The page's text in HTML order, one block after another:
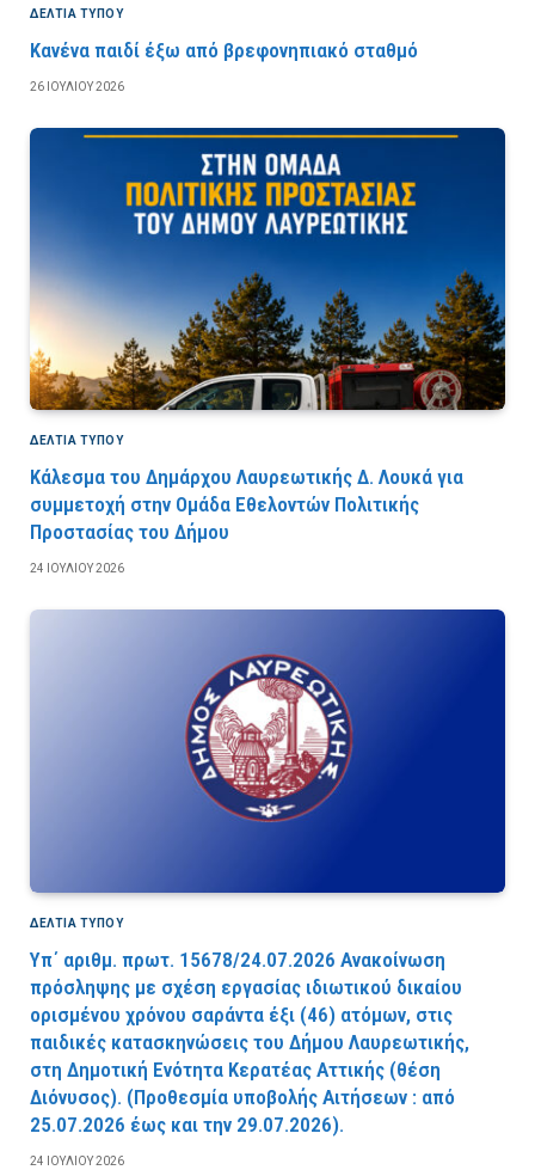
ΔΕΛΤΙΑ ΤΥΠΟΥ
Κανένα παιδί έξω από βρεφονηπιακό σταθμό
26 ΙΟΥΛΊΟΥ 2026
ΔΕΛΤΙΑ ΤΥΠΟΥ
Κάλεσμα του Δημάρχου Λαυρεωτικής Δ. Λουκά για
συμμετοχή στην Ομάδα Εθελοντών Πολιτικής
Προστασίας του Δήμου
24 ΙΟΥΛΊΟΥ 2026
ΔΕΛΤΙΑ ΤΥΠΟΥ
Υπ΄ αριθμ. πρωτ. 15678/24.07.2026 Ανακοίνωση
πρόσληψης με σχέση εργασίας ιδιωτικού δικαίου
ορισμένου χρόνου σαράντα έξι (46) ατόμων, στις
παιδικές κατασκηνώσεις του Δήμου Λαυρεωτικής,
στη Δημοτική Ενότητα Κερατέας Αττικής (θέση
Διόνυσος). (Προθεσμία υποβολής Αιτήσεων : από
25.07.2026 έως και την 29.07.2026).
24 ΙΟΥΛΊΟΥ 2026